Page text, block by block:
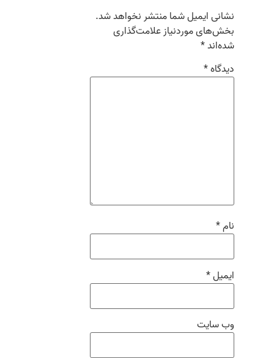
نشانی ایمیل شما منتشر نخواهد شد.
بخش‌های موردنیاز علامت‌گذاری
شده‌اند*
دیدگاه*
نام*
ایمیل*
وب‌ سایت